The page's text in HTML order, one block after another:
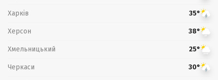
Харків 35°
Херсон 38°
Хмельницький 25°
Черкаси 30°